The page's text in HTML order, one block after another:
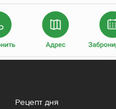
Рецепт дня